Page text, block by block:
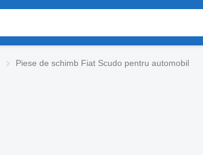
Piese de schimb Fiat Scudo pentru automobil